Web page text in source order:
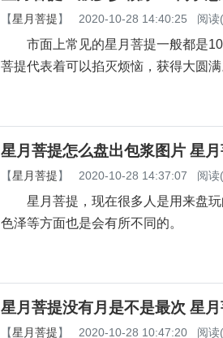
【星月菩提】 2020-10-28 14:40:25 阅读
市面上常见的星月菩提一般都是
菩提代表着可以掐灭烦恼，获得大圆满
星月菩提怎么盘出包浆图片 星
【星月菩提】 2020-10-28 14:37:07 阅读
星月菩提，现在很多人是用来盘玩
色泽等方面也是会有所不同的。
星月菩提没有月是不是最次 星月
【星月菩提】 2020-10-28 10:47:20 阅读